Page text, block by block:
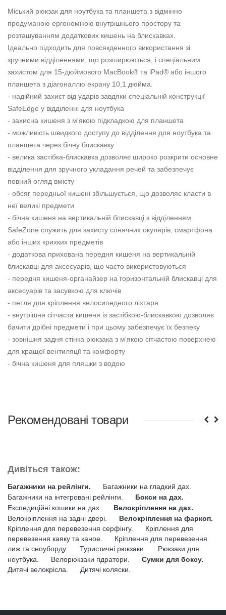
Міський рюкзак для ноутбука та планшета з відмінно
продуманою ергономікою внутрішнього простору та
розташуванням додаткових кишень на блискавках.
Ідеально підходить для повсякденного використання зі
зручними відділеннями, що розширюються, і спеціальним
захистом для 15-дюймового MacBook® та iPad® або іншого
планшета з діагоналлю екрану 10,1 дюйма.
- надійний захист від ударів завдяки спеціальній конструкції
SafeEdge у відділенні для ноутбука
- захисна кишеня з м'якою підкладкою для планшета
- можливість швидкого доступу до відділення для ноутбука та
планшета через бічну блискавку
- велика застібка-блискавка дозволяє широко розкрити основне
відділення для зручного укладання речей та забезпечує
повний огляд вмісту
- обсяг передньої кишені збільшується, що дозволяє класти в
неї великі предмети
- бічна кишеня на вертикальній блискавці з відділенням
SafeZone служить для захисту сонячних окулярів, смартфона
або інших крихких предметів
- додаткова прихована передня кишеня на вертикальній
блискавці для аксесуарів, що часто використовуються
- передня кишеня-органайзер на горизонтальній блискавці для
аксесуарів та засувкою для ключів
- петля для кріплення велосипедного ліхтаря
- внутрішня сітчаста кишеня із застібкою-блискавкою дозволяє
бачити дрібні предмети і при цьому забезпечує їх безпеку
- зовнішня задня стінка рюкзака з м'якою сітчастою поверхнею
для кращої вентиляції та комфорту
- бічна кишеня для пляшки з водою
Рекомендовані товари
Дивіться також:
Багажники на рейлінги.
Багажники на гладкий дах.
Багажники на інтегровані рейлінги.
Бокси на дах.
Експедиційні кошики на дах.
Велокріплення на дах.
Велокріплення на задні двері.
Велокріплення на фаркоп.
Кріплення для перевезення серфінгу.
Кріплення для
перевезення каяку та каное.
Кріплення для перевезення
лиж та сноуборду.
Туристичні рюкзаки.
Рюкзаки для
ноутбука.
Велорюкзаки гідратори.
Сумки для боксу.
Дитячі велокрісла.
Дитячі коляски.